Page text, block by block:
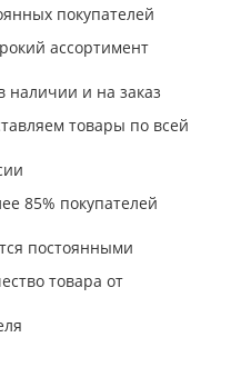
покупателей
наличии и на заказ
постоянными